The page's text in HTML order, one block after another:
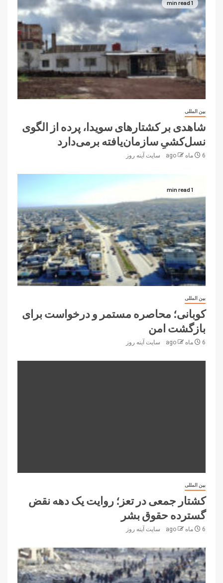
1 min read
بین المللی
شاهدی بر کشتارهای سویدا، پرده از الگوی
نسل‌کشیِ سازمان‌یافته برمی‌دارد
6 ماه ago سایت آینه‌ روز
1 min read
بین المللی
کوبانی؛ محاصره مستمر و درخواست‌ برای
بازگشت امن
6 ماه ago سایت آینه‌ روز
بین المللی
کشتار جمعی در تعز؛ روایت یک دهه نقض
گسترده حقوق بشر
6 ماه ago سایت آینه‌ روز